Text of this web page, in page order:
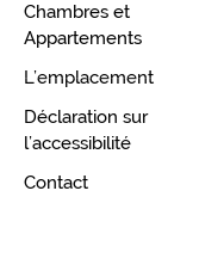
Chambres et
Appartements
L’emplacement
Déclaration sur
l’accessibilité
Contact